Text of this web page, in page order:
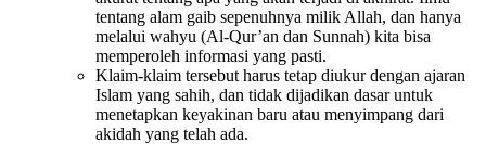
tentang alam gaib sepenuhnya milik Allah, dan hanya
melalui wahyu (Al-Qur’an dan Sunnah) kita bisa
memperoleh informasi yang pasti.
Klaim-klaim tersebut harus tetap diukur dengan ajaran
Islam yang sahih, dan tidak dijadikan dasar untuk
menetapkan keyakinan baru atau menyimpang dari
akidah yang telah ada.